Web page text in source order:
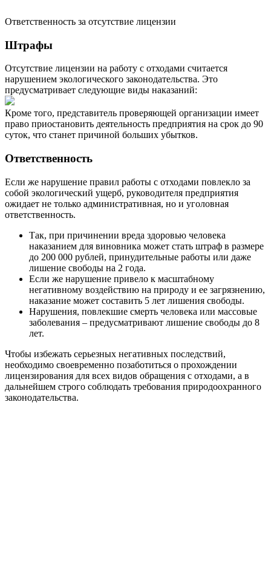
Ответственность за отсутствие лицензии
Штрафы
Отсутствие лицензии на работу с отходами считается
нарушением экологического законодательства. Это
предусматривает следующие виды наказаний:
Кроме того, представитель проверяющей организации имеет
право приостановить деятельность предприятия на срок до 90
суток, что станет причиной больших убытков.
Ответственность
Если же нарушение правил работы с отходами повлекло за
собой экологический ущерб, руководителя предприятия
ожидает не только административная, но и уголовная
ответственность.
Так, при причинении вреда здоровью человека
наказанием для виновника может стать штраф в размере
до 200 000 рублей, принудительные работы или даже
лишение свободы на 2 года.
Если же нарушение привело к масштабному
негативному воздействию на природу и ее загрязнению,
наказание может составить 5 лет лишения свободы.
Нарушения, повлекшие смерть человека или массовые
заболевания – предусматривают лишение свободы до 8
лет.
Чтобы избежать серьезных негативных последствий,
необходимо своевременно позаботиться о прохождении
лицензирования для всех видов обращения с отходами, а в
дальнейшем строго соблюдать требования природоохранного
законодательства.